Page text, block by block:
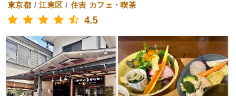
東京都 /江東区 / 住吉 カフェ・喫茶
4.5